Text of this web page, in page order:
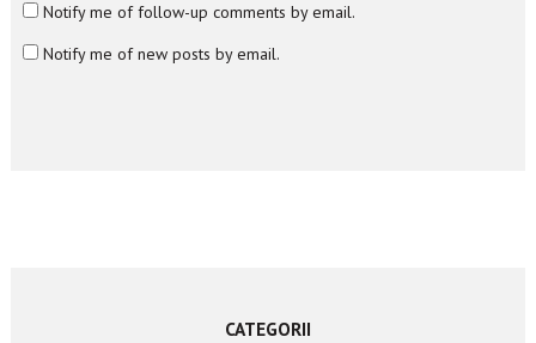
Notify me of follow-up comments by email.
Notify me of new posts by email.
CATEGORII